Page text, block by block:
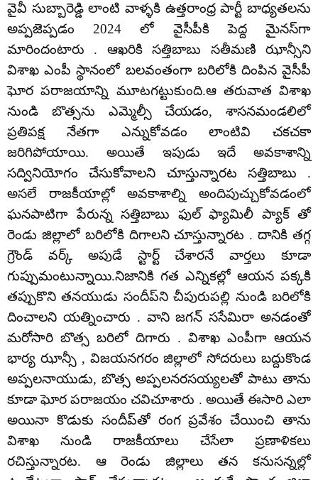
వైవీ సుబ్బారెడ్డి లాంటి వాళ్ళకి ఉత్తరాంధ్ర పార్టీ బాధ్యతలను
అప్పజెప్పడం 2024 లో వైసీపీకి పెద్ద మైనస్‌గా
మారిందంటారు . ఆఖరికి సత్తిబాబు సతీమణి ఝాన్సీని
విశాఖ ఎంపీ స్థానంలో బలవంతంగా బరిలోకి దింపిన వైసీపీ
ఘోర పరాజయాన్ని మూటగట్టుకుంది.ఆ తరువాత విశాఖ
నుండి బొత్సను ఎమ్మెల్సీ చేయడం, శాసనమండలిలో
ప్రతిపక్ష నేతగా ఎన్నుకోవడం లాంటివి చకచకా
జరిగిపోయాయి. అయితే ఇపుడు ఇదే అవకాశాన్ని
సద్వినియోగం చేసుకోవాలని చూస్తున్నారట సత్తిబాబు .
అసలే రాజకీయాల్లో అవకాశాల్ని అందిపుచ్చుకోవడంలో
ఘనపాటిగా పేరున్న సత్తిబాబు ఫుల్ ఫ్యామిలీ ప్యాక్ తో
రెండు జిల్లాలో బరిలోకి దిగాలని చూస్తున్నారట . దానికి తగ్గ
గ్రౌండ్ వర్క్ అపుడే స్టార్ట్ చేశారనే వార్తలు కూడా
గుప్పుమంటున్నాయి.నిజానికి గత ఎన్నికల్లో ఆయన పక్కకి
తప్పుకొని తనయుడు సందీప్‌ని చీపురుపల్లి నుండి బరిలోకి
దించాలని యత్నించారు . వాని జగన్ ససేమిరా అనడంతో
మరోసారి బొత్స బరిలో దిగారు . విశాఖ ఎంపీగా ఆయన
భార్య ఝాన్సీ , విజయనగరం జిల్లాలో సోదరులు బద్దుకొండ
అప్పలనాయుడు, బొత్స అప్పలనరసయ్యలతో పాటు తాను
కూడా ఘోర పరాజయం చవిచూశారు . అయితే ఈసారి ఎలా
అయినా కొడుకు సందీప్‌తో రంగ ప్రవేశం చేయించి తాను
విశాఖ నుండి రాజకీయాలు చేసేలా ప్రణాళికలు
రచిస్తున్నారట. ఆ రెండు జిల్లాలు తన కనుసన్నల్లో